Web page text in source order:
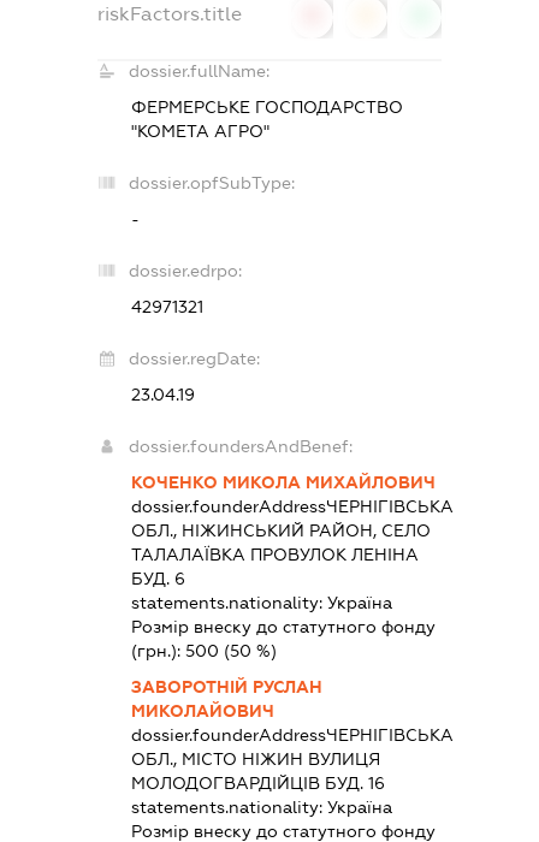
riskFactors.title
dossier.fullName:
ФЕРМЕРСЬКЕ ГОСПОДАРСТВО
"КОМЕТА АГРО"
dossier.opfSubType:
-
dossier.edrpo:
42971321
dossier.regDate:
23.04.19
dossier.foundersAndBenef:
КОЧЕНКО МИКОЛА МИХАЙЛОВИЧ
dossier.founderAddressЧЕРНІГІВСЬКА
ОБЛ., НІЖИНСЬКИЙ РАЙОН, СЕЛО
ТАЛАЛАЇВКА ПРОВУЛОК ЛЕНІНА
БУД. 6
statements.nationality:Україна
Розмір внеску до статутного фонду
(грн.):500 (50 %)
ЗАВОРОТНІЙ РУСЛАН
МИКОЛАЙОВИЧ
dossier.founderAddressЧЕРНІГІВСЬКА
ОБЛ., МІСТО НІЖИН ВУЛИЦЯ
МОЛОДОГВАРДІЙЦІВ БУД. 16
statements.nationality:Україна
Розмір внеску до статутного фонду